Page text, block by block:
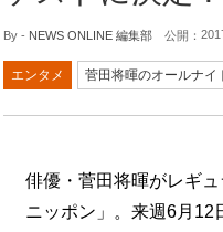
By - NEWS ONLINE 編集部 公開：
エンタメ 菅田将暉のオールナイ
俳優・菅田将暉がレギ
ニッポン」。来週6月12